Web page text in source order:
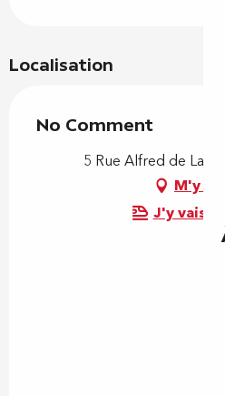
Localisation
No Comment
5 Rue Alfred de
M'y
J'y vais